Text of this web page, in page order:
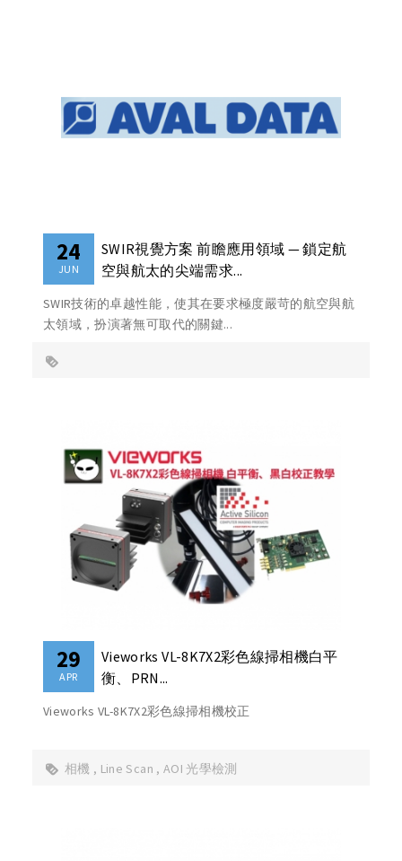
24
JUN
SWIR視覺方案 前瞻應用領域 — 鎖定航
空與航太的尖端需求...
SWIR技術的卓越性能，使其在要求極度嚴苛的航空與航
太領域，扮演著無可取代的關鍵...
29
APR
Vieworks VL-8K7X2彩色線掃相機白平
衡、PRN...
Vieworks VL-8K7X2彩色線掃相機校正
相機 Line Scan AOI 光學檢測